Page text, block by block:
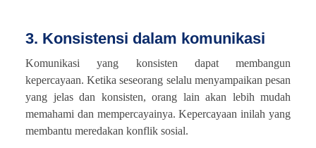
3. Konsistensi dalam komunikasi
Komunikasi yang konsisten dapat membangun
kepercayaan. Ketika seseorang selalu menyampaikan pesan
yang jelas dan konsisten, orang lain akan lebih mudah
memahami dan mempercayainya. Kepercayaan inilah yang
membantu meredakan konflik sosial.